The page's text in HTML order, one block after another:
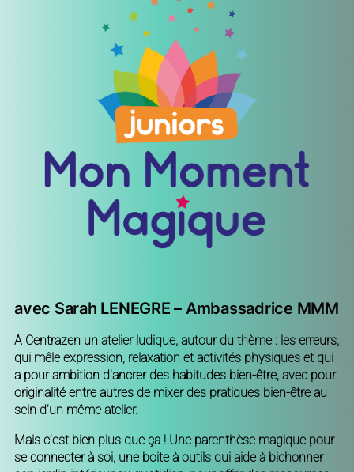
avec Sarah LENEGRE – Ambassadrice MMM
A Centrazen un atelier ludique, autour du thème : les erreurs,
qui mêle expression, relaxation et activités physiques et qui
a pour ambition d’ancrer des habitudes bien-être, avec pour
originalité entre autres de mixer des pratiques bien-être au
sein d’un même atelier.
Mais c’est bien plus que ça ! Une parenthèse magique pour
se connecter à soi, une boite à outils qui aide à bichonner